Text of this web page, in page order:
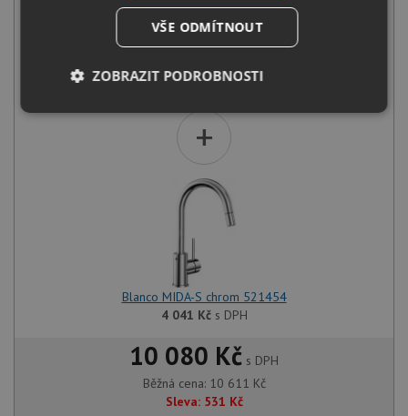
Blanco LANTOS XL 6 S-IF Compact nerez kartáčovaný s
excentrem 523140
+
Blanco MIDA-S chrom 521454
4 041 Kčs DPH
10 080 Kč s DPH
Běžná cena: 10 611 Kč
Sleva: 531 Kč
VŠE ODMÍTNOUT
ZOBRAZIT PODROBNOSTI
Nezbytně
Výkonové
soubory
Soubory
Nezařazené
Nezbytně nutné soubory
Výkonové soubory
Soubory cílení
Funkční soubory
Nezařazené soubory